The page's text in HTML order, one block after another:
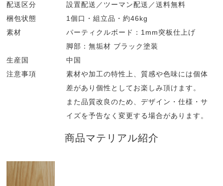
配送区分
設置配送／ツーマン配送／送料無料
梱包状態
1個口・組立品・約46kg
素材
パーティクルボード：1mm突板仕上げ
脚部：無垢材 ブラック塗装
生産国
中国
注意事項
素材や加工の特性上、質感や色味には個体
差があり個性としてお楽しみ頂けます。
また品質改良のため、デザイン・仕様・サ
イズを予告なく変更する場合があります。
商品マテリアル紹介